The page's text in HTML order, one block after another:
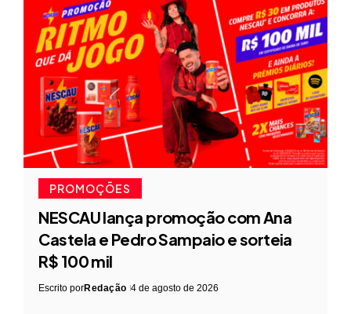
PROMOÇÕES
NESCAU lança promoção com Ana
Castela e Pedro Sampaio e sorteia
R$ 100 mil
Escrito porRedação 4 de agosto de 2026